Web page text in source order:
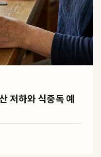
저하와 식중독 예